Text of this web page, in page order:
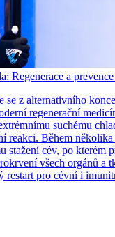
Regenerace a
se z alternativního
regenerační
suchému
reakci. Během
stažení cév, po kterém
všech orgánů a
restart pro cévní i